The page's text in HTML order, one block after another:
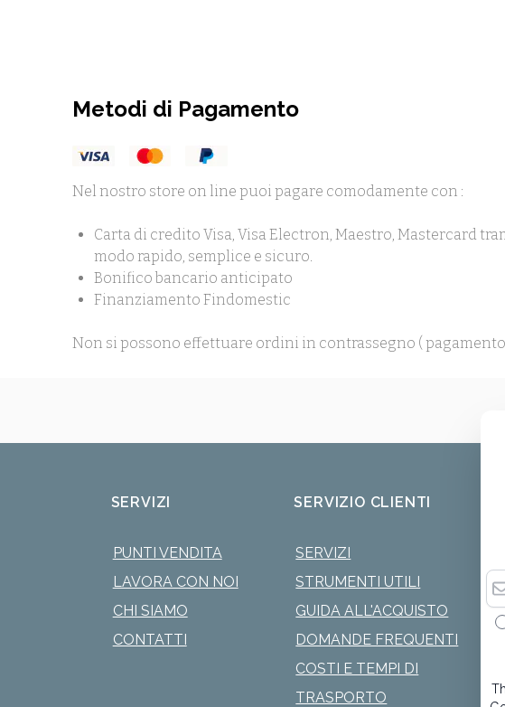
Metodi di Pagamento
Nel nostro store on line puoi pagare comodamente con :
Carta di credito Visa, Visa Electron, Maestro, Mastercard
modo rapido, semplice e sicuro.
Bonifico bancario anticipato
Finanziamento Findomestic
Non si possono effettuare ordini in contrassegno (
SERVIZI
PUNTI VENDITA
LAVORA CON NOI
CHI SIAMO
CONTATTI
SERVIZIO CLIENTI
SERVIZI
STRUMENTI UTILI
GUIDA ALL'ACQUISTO
DOMANDE FREQUENTI
COSTI E TEMPI DI
TRASPORTO